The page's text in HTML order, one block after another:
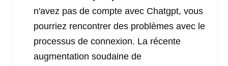
n'avez pas de compte avec Chatgpt, vous
pourriez rencontrer des problèmes avec le
processus de connexion. La récente
augmentation soudaine de